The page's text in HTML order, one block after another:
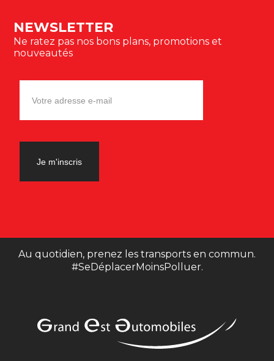
NEWSLETTER
Ne ratez pas nos bons plans, promotions et
nouveautés
Au quotidien, prenez les transports en commun.
#SeDéplacerMoinsPolluer.